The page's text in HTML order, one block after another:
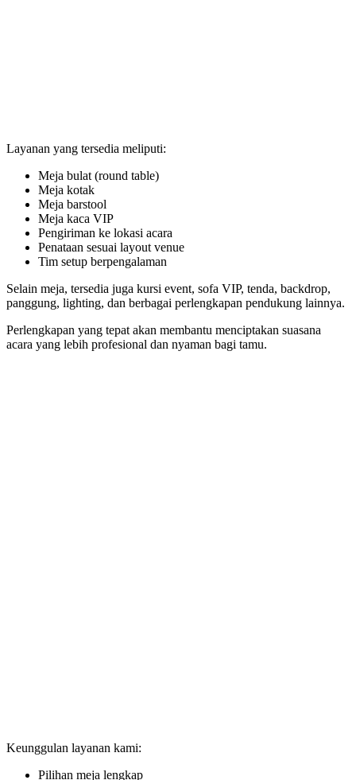
Layanan yang tersedia meliputi:
Meja bulat (round table)
Meja kotak
Meja barstool
Meja kaca VIP
Pengiriman ke lokasi acara
Penataan sesuai layout venue
Tim setup berpengalaman
Selain meja, tersedia juga kursi event, sofa VIP, tenda, backdrop,
panggung, lighting, dan berbagai perlengkapan pendukung lainnya.
Perlengkapan yang tepat akan membantu menciptakan suasana
acara yang lebih profesional dan nyaman bagi tamu.
Keunggulan layanan kami:
Pilihan meja lengkap